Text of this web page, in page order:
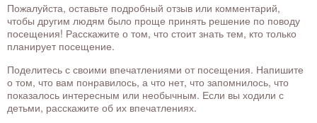
Пожалуйста, оставьте подробный отзыв или комментарий,
чтобы другим людям было проще принять решение по поводу
посещения! Расскажите о том, что стоит знать тем, кто только
планирует посещение.
Поделитесь с своими впечатлениями от посещения. Напишите
о том, что вам понравилось, а что нет, что запомнилось, что
показалось интересным или необычным. Если вы ходили с
детьми, расскажите об их впечатлениях.